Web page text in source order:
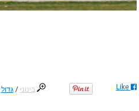
בינוני /גדול Like